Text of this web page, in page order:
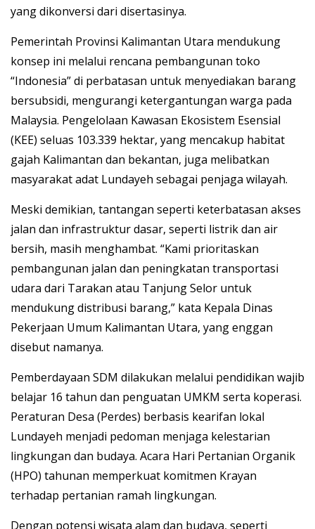
yang dikonversi dari disertasinya.
Pemerintah Provinsi Kalimantan Utara mendukung
konsep ini melalui rencana pembangunan toko
“Indonesia” di perbatasan untuk menyediakan barang
bersubsidi, mengurangi ketergantungan warga pada
Malaysia. Pengelolaan Kawasan Ekosistem Esensial
(KEE) seluas 103.339 hektar, yang mencakup habitat
gajah Kalimantan dan bekantan, juga melibatkan
masyarakat adat Lundayeh sebagai penjaga wilayah.
Meski demikian, tantangan seperti keterbatasan akses
jalan dan infrastruktur dasar, seperti listrik dan air
bersih, masih menghambat. “Kami prioritaskan
pembangunan jalan dan peningkatan transportasi
udara dari Tarakan atau Tanjung Selor untuk
mendukung distribusi barang,” kata Kepala Dinas
Pekerjaan Umum Kalimantan Utara, yang enggan
disebut namanya.
Pemberdayaan SDM dilakukan melalui pendidikan wajib
belajar 16 tahun dan penguatan UMKM serta koperasi.
Peraturan Desa (Perdes) berbasis kearifan lokal
Lundayeh menjadi pedoman menjaga kelestarian
lingkungan dan budaya. Acara Hari Pertanian Organik
(HPO) tahunan memperkuat komitmen Krayan
terhadap pertanian ramah lingkungan.
Dengan potensi wisata alam dan budaya, seperti